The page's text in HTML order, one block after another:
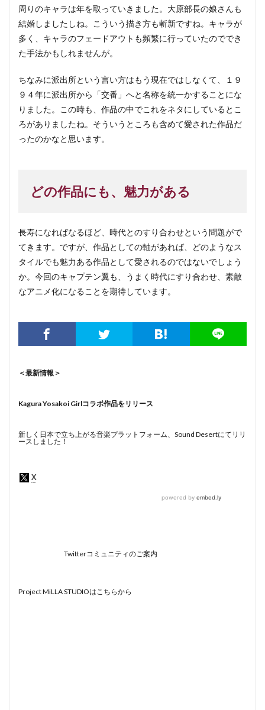
周りのキャラは年を取っていきました。大原部長の娘さんも
結婚しましたしね。こういう描き方も斬新ですね。キャラが
多く、キャラのフェードアウトも頻繁に行っていたのででき
た手法かもしれませんが。
ちなみに派出所という言い方はもう現在ではしなくて、１９
９４年に派出所から「交番」へと名称を統一かすることにな
りました。この時も、作品の中でこれをネタにしているとこ
ろがありましたね。そういうところも含めて愛された作品だ
ったのかなと思います。
どの作品にも、魅力がある
長寿になればなるほど、時代とのすり合わせという問題がで
てきます。ですが、作品としての軸があれば、どのようなス
タイルでも魅力ある作品として愛されるのではないでしょう
か。今回のキャプテン翼も、うまく時代にすり合わせ、素敵
なアニメ化になることを期待しています。
＜最新情報＞
Kagura Yosakoi Girlコラボ作品をリリース
新しく日本で立ち上がる音楽プラットフォーム、Sound Desertにてリリ
ースしました！
Twitterコミュニティのご案内
Project MiLLA STUDIOはこちらから